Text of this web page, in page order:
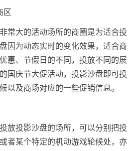
区
常大的活动场所的商圈是为适合投
因为动态实时的变化效果，适合商
惠、节假日的不同，投放不同的展
国庆节大促活动，投影沙盘即可投
以及商场对应的一些促销信息。
放投影沙盘的场所，可以分别把投
者某个特定的机动游戏轮候处，亦